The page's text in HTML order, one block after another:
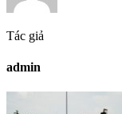
Tác giả
admin